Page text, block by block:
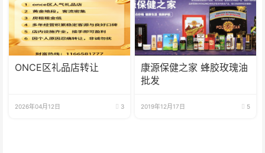
ONCE区礼品店转让
2026年04月12日 3
康源保健之家 蜂胶玫瑰油
批发
2019年12月17日 5